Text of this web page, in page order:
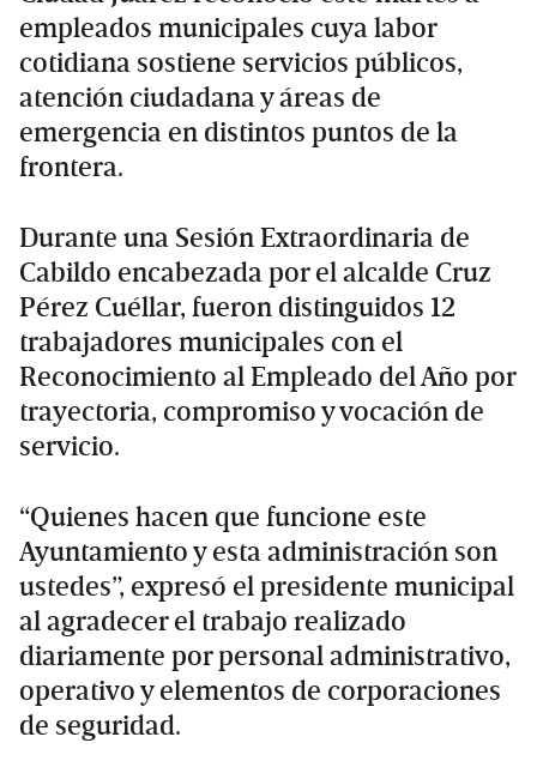
empleados municipales cuya labor
cotidiana sostiene servicios públicos,
atención ciudadana y áreas de
emergencia en distintos puntos de la
frontera.
Durante una Sesión Extraordinaria de
Cabildo encabezada por el alcalde Cruz
Pérez Cuéllar, fueron distinguidos 12
trabajadores municipales con el
Reconocimiento al Empleado del Año por
trayectoria, compromiso y vocación de
servicio.
“Quienes hacen que funcione este
Ayuntamiento y esta administración son
ustedes”, expresó el presidente municipal
al agradecer el trabajo realizado
diariamente por personal administrativo,
operativo y elementos de corporaciones
de seguridad.